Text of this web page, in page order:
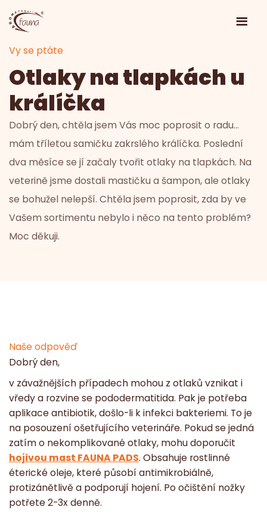
Vy se ptáte
Otlaky na tlapkách u
králíčka
Dobrý den, chtěla jsem Vás moc poprosit o radu...
mám tříletou samičku zakrslého králíčka. Poslední
dva měsíce se jí začaly tvořit otlaky na tlapkách. Na
veterině jsme dostali mastičku a šampon, ale otlaky
se bohužel nelepší. Chtěla jsem poprosit, zda by ve
Vašem sortimentu nebylo i něco na tento problém?
Moc děkuji.
Naše odpověď
Dobrý den,
v závažnějších případech mohou z otlaků vznikat i
vředy a rozvine se pododermatitida. Pak je potřeba
aplikace antibiotik, došlo-li k infekci bakteriemi. To je
na posouzení ošetřujícího veterináře. Pokud se jedná
zatím o nekomplikované otlaky, mohu doporučit
hojivou mast FAUNA PADS. Obsahuje rostlinné
éterické oleje, které působí antimikrobiálně,
protizánětlivě a podporují hojení. Po očištění nožky
potřete 2-3x denně.